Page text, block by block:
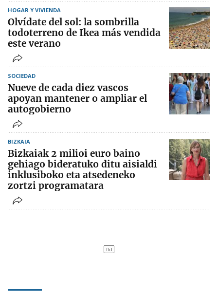
HOGAR Y VIVIENDA
Olvídate del sol: la sombrilla
todoterreno de Ikea más vendida
este verano
SOCIEDAD
Nueve de cada diez vascos
apoyan mantener o ampliar el
autogobierno
BIZKAIA
Bizkaiak 2 milioi euro baino
gehiago bideratuko ditu aisialdi
inklusiboko eta atsedeneko
zortzi programatara